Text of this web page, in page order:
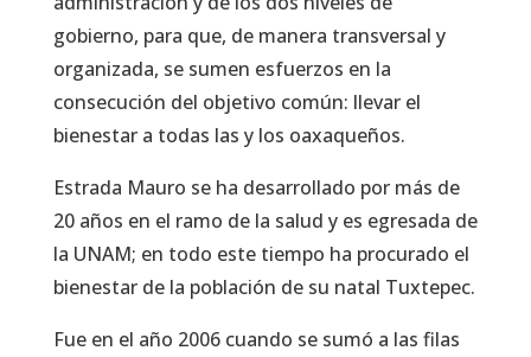
gobierno, para que, de manera transversal y
organizada, se sumen esfuerzos en la
consecución del objetivo común: llevar el
bienestar a todas las y los oaxaqueños.
Estrada Mauro se ha desarrollado por más de
20 años en el ramo de la salud y es egresada de
la UNAM; en todo este tiempo ha procurado el
bienestar de la población de su natal Tuxtepec.
Fue en el año 2006 cuando se sumó a las filas